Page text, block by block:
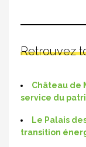
Retrouvez
Château de
service du
Le Palais
transition